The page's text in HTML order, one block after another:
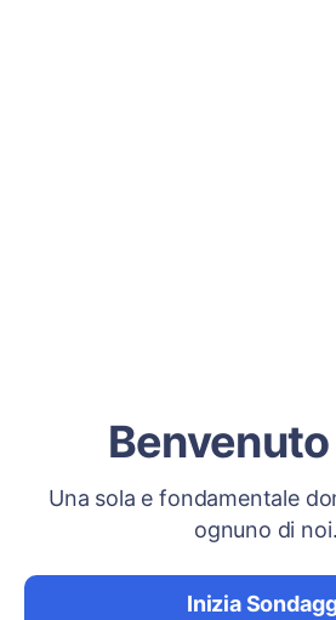
Una sola e fondamentale
ognuno di
Inizia